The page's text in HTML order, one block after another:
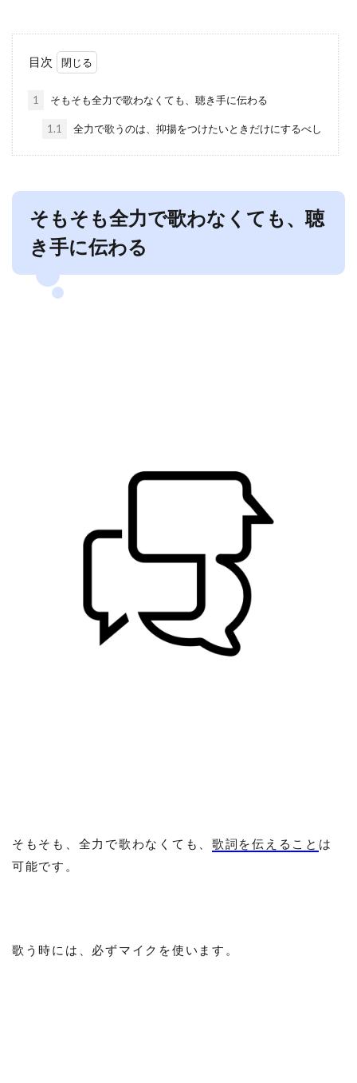
目次
1 そもそも全力で歌わなくても、聴き手に伝わる
1.1 全力で歌うのは、抑揚をつけたいときだけにするべし
そもそも全力で歌わなくても、聴
き手に伝わる
そもそも、全力で歌わなくても、歌詞を伝えること は
可能です。
歌う時には、必ずマイクを使います。